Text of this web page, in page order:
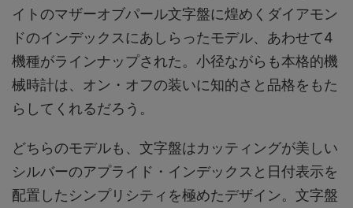
イトのマザーオブパール文字盤に煌めくダイアモン
ドのインデックスにあしらったモデル、あわせて4
機種がラインナップされた。小径ながらも本格的機
械時計は、オン・オフの装いに知的さと品格をもた
らしてくれるだろう。
どちらのモデルも、文字盤はカッティングが美しい
シルバーのアプライド・インデックスと日付表示を
配置したシンプリシティを極めたデザイン。文字盤